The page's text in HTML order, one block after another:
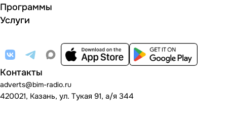
Программы
Услуги
Контакты
adverts@bim-radio.ru
420021, Казань, ул. Тукая 91, а/я 344